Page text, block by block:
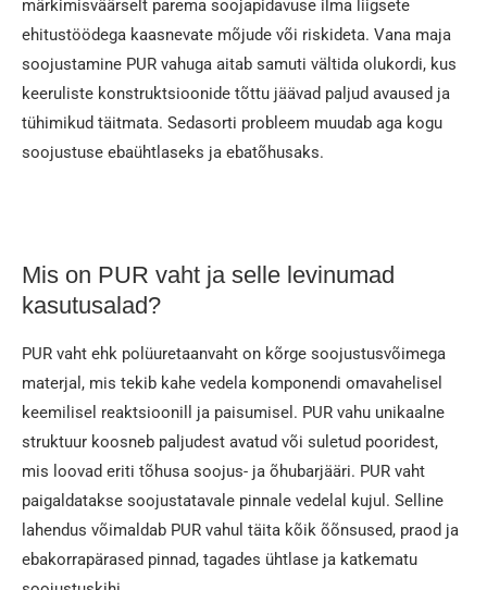
märkimisväärselt parema soojapidavuse ilma liigsete
ehitustöödega kaasnevate mõjude või riskideta. Vana maja
soojustamine PUR vahuga aitab samuti vältida olukordi, kus
keeruliste konstruktsioonide tõttu jäävad paljud avaused ja
tühimikud täitmata. Sedasorti probleem muudab aga kogu
soojustuse ebaühtlaseks ja ebatõhusaks.
Mis on PUR vaht ja selle levinumad
kasutusalad?
PUR vaht ehk polüuretaanvaht on kõrge soojustusvõimega
materjal, mis tekib kahe vedela komponendi omavahelisel
keemilisel reaktsioonill ja paisumisel. PUR vahu unikaalne
struktuur koosneb paljudest avatud või suletud pooridest,
mis loovad eriti tõhusa soojus- ja õhubarjääri. PUR vaht
paigaldatakse soojustatavale pinnale vedelal kujul. Selline
lahendus võimaldab PUR vahul täita kõik õõnsused, praod ja
ebakorrapärased pinnad, tagades ühtlase ja katkematu